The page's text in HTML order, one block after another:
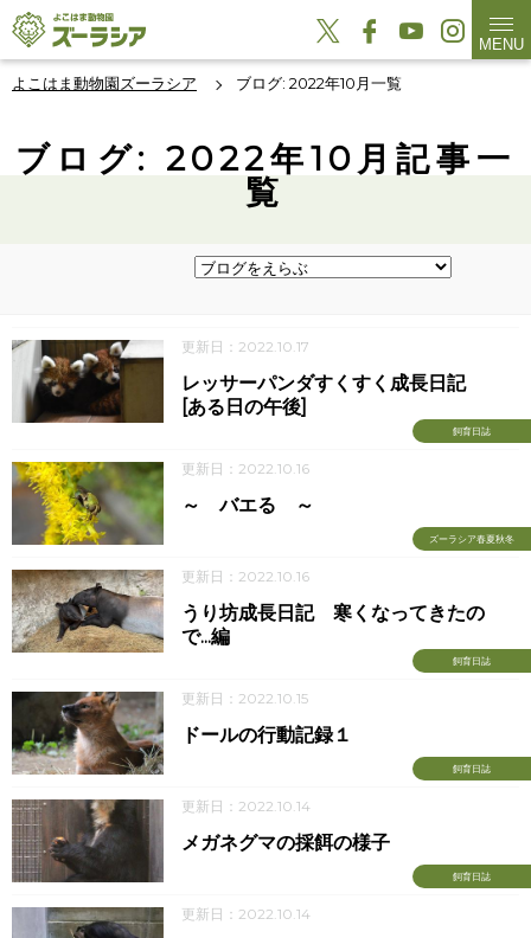
MENU
よこはま動物園ズーラシア ブログ: 2022年10月一覧
ブログ: 2022年10月記事一
覧
更新日：2022.10.17
飼育日誌
レッサーパンダすくすく成長日記
[ある日の午後]
更新日：2022.10.16
ズーラシア春夏秋冬
～ バエる ～
更新日：2022.10.16
飼育日誌
うり坊成長日記 寒くなってきたの
で...編
更新日：2022.10.15
飼育日誌
ドールの行動記録１
更新日：2022.10.14
飼育日誌
メガネグマの採餌の様子
更新日：2022.10.14